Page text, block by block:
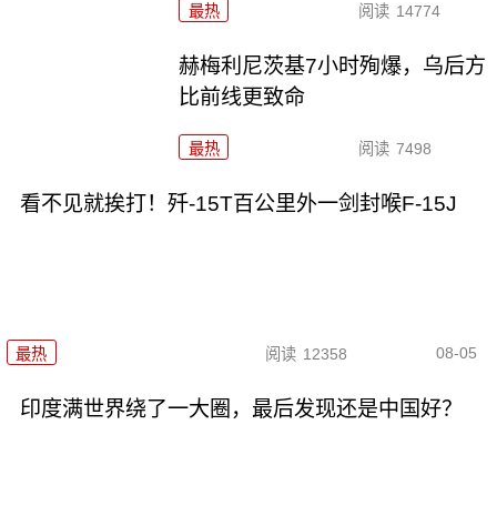
最热 阅读 14774
赫梅利尼茨基7小时殉爆，乌后方
比前线更致命
最热 阅读 7498
看不见就挨打！歼-15T百公里外一剑封喉F-15J
最热 阅读 12358 08-05
印度满世界绕了一大圈，最后发现还是中国好？